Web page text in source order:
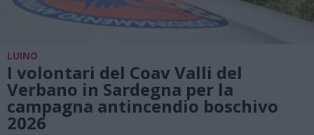
LUINO
I volontari del Coav Valli del
Verbano in Sardegna per la
campagna antincendio boschivo
2026